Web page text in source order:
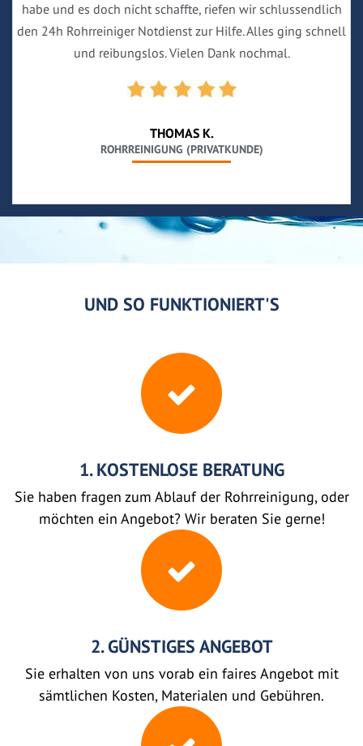
habe und es doch nicht schaffte, riefen wir schlussendlich
den 24h Rohrreiniger Notdienst zur Hilfe. Alles ging schnell
und reibungslos. Vielen Dank nochmal.
THOMAS K.
ROHRREINIGUNG (PRIVATKUNDE)
UND SO FUNKTIONIERT'S
1. KOSTENLOSE BERATUNG
Sie haben fragen zum Ablauf der Rohrreinigung, oder
möchten ein Angebot? Wir beraten Sie gerne!
2. GÜNSTIGES ANGEBOT
Sie erhalten von uns vorab ein faires Angebot mit
sämtlichen Kosten, Materialen und Gebühren.